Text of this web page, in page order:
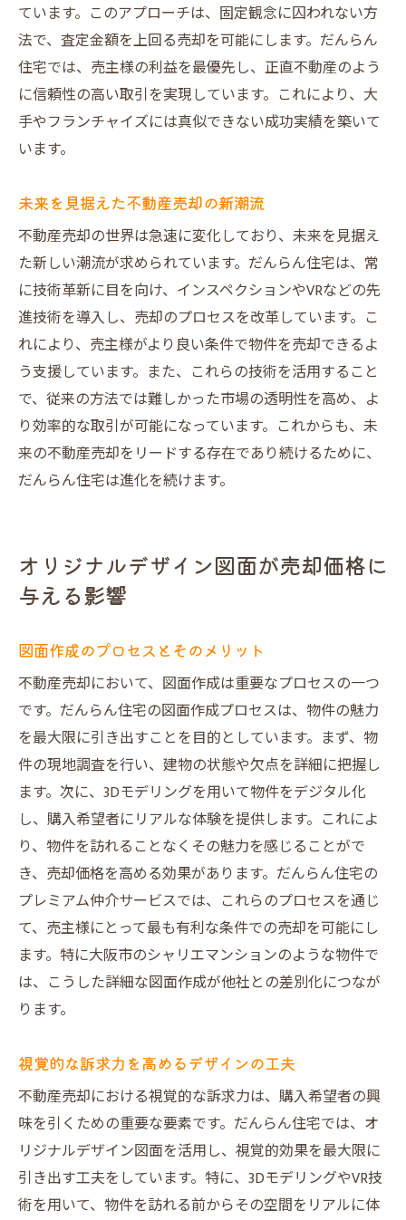
ています。このアプローチは、固定観念に囚われない方
法で、査定金額を上回る売却を可能にします。だんらん
住宅では、売主様の利益を最優先し、正直不動産のよう
に信頼性の高い取引を実現しています。これにより、大
手やフランチャイズには真似できない成功実績を築いて
います。
未来を見据えた不動産売却の新潮流
不動産売却の世界は急速に変化しており、未来を見据え
た新しい潮流が求められています。だんらん住宅は、常
に技術革新に目を向け、インスペクションやVRなどの先
進技術を導入し、売却のプロセスを改革しています。こ
れにより、売主様がより良い条件で物件を売却できるよ
う支援しています。また、これらの技術を活用すること
で、従来の方法では難しかった市場の透明性を高め、よ
り効率的な取引が可能になっています。これからも、未
来の不動産売却をリードする存在であり続けるために、
だんらん住宅は進化を続けます。
オリジナルデザイン図面が売却価格に
与える影響
図面作成のプロセスとそのメリット
不動産売却において、図面作成は重要なプロセスの一つ
です。だんらん住宅の図面作成プロセスは、物件の魅力
を最大限に引き出すことを目的としています。まず、物
件の現地調査を行い、建物の状態や欠点を詳細に把握し
ます。次に、3Dモデリングを用いて物件をデジタル化
し、購入希望者にリアルな体験を提供します。これによ
り、物件を訪れることなくその魅力を感じることがで
き、売却価格を高める効果があります。だんらん住宅の
プレミアム仲介サービスでは、これらのプロセスを通じ
て、売主様にとって最も有利な条件での売却を可能にし
ます。特に大阪市のシャリエマンションのような物件で
は、こうした詳細な図面作成が他社との差別化につなが
ります。
視覚的な訴求力を高めるデザインの工夫
不動産売却における視覚的な訴求力は、購入希望者の興
味を引くための重要な要素です。だんらん住宅では、オ
リジナルデザイン図面を活用し、視覚的効果を最大限に
引き出す工夫をしています。特に、3DモデリングやVR技
術を用いて、物件を訪れる前からその空間をリアルに体